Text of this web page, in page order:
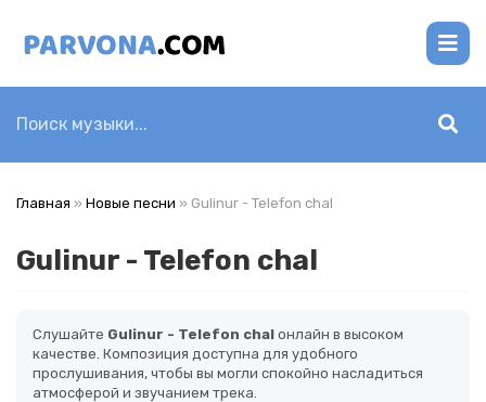
Главная » Новые песни » Gulinur - Telefon chal
Gulinur - Telefon chal
Слушайте Gulinur - Telefon chal онлайн в высоком
качестве. Композиция доступна для удобного
прослушивания, чтобы вы могли спокойно насладиться
атмосферой и звучанием трека.